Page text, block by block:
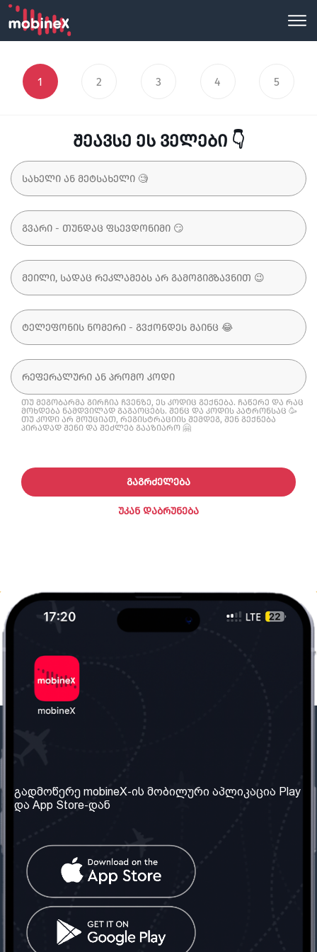
1 2 3 4 5
შეავსე ეს ველები 👇
თუ მეგობარმა გირჩია ჩვენზე, ეს კოდიც გექნება. ჩაწერე და რაც
მოხდება ნამდვილად გაგაოცებს. შენც და კოდის პატრონსაც 🥳
თუ კოდი არ მოუციათ, რეგისტრაციის შემდეგ, შენ გექნება
პირადად შენი და შეძლებ გააზიარო 🤗
ᲣᲙᲐᲜ ᲓᲐᲑᲠᲣᲜᲔᲑᲐ
ᲒᲐᲒᲠᲫᲔᲚᲔᲑᲐ
ჩვენ შესახებ
ჩვენი სერვისები
წესები და პირობები
კითხვები
კონტაქტი
საქართველო: თბილისი
ტელ: 032 2 04 00 50
სოციალური ქსელი
გადმოწერე mobineX-ის მობილური აპლიკაცია Play
და App Store-დან